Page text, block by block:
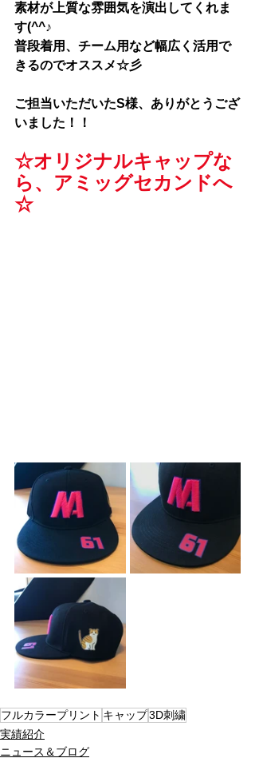
素材が上質な雰囲気を演出してくれま
す(^^♪
普段着用、チーム用など幅広く活用で
きるのでオススメ☆彡
ご担当いただいたS様、ありがとうござ
いました！！
☆オリジナルキャップな
ら、アミッグセカンドへ
☆
フルカラープリント キャップ3D刺繍
実績紹介
ニュース＆ブログ